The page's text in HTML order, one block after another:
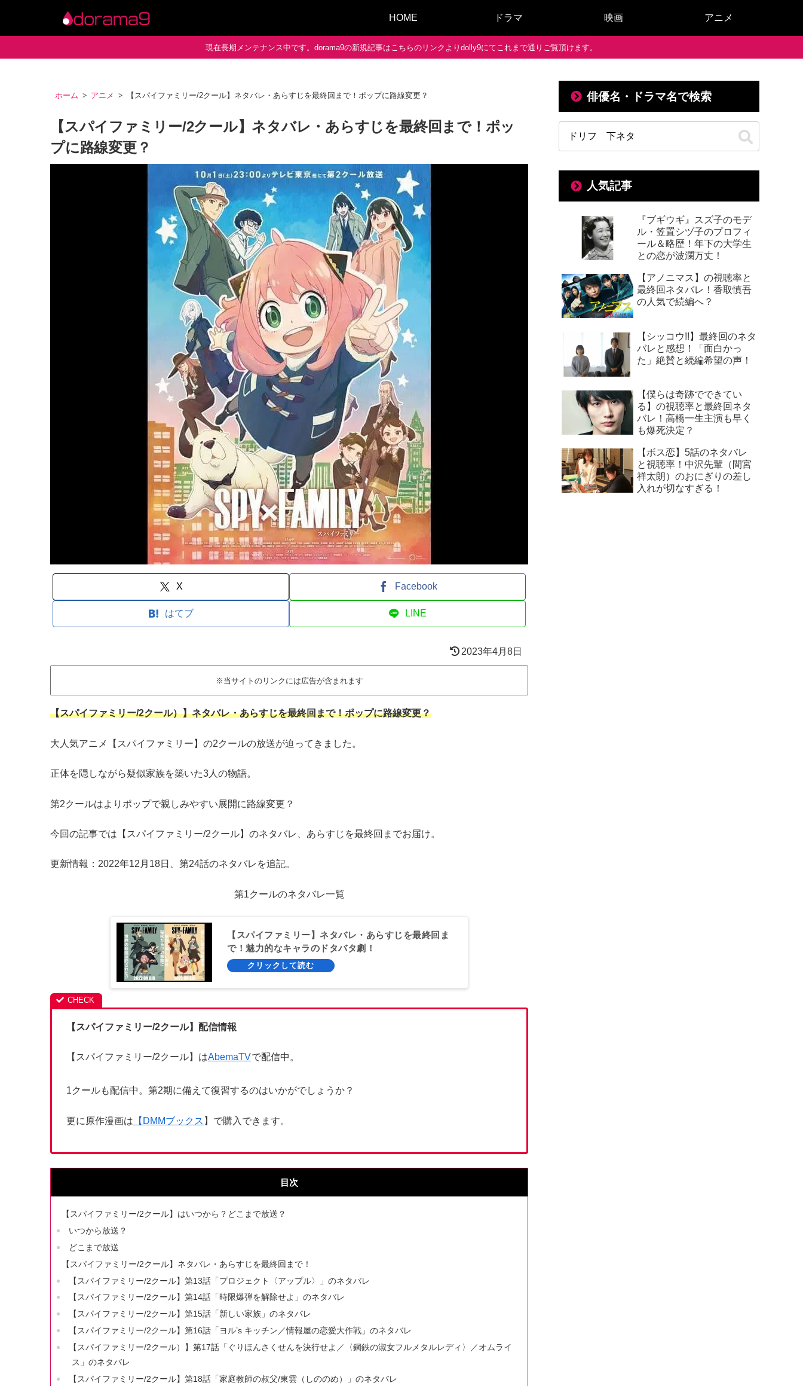
HOME ドラマ 映画 アニメ
現在長期メンテナンス中です。dorama9の新規記事はこちらのリンクよりdolly9にてこれまで通りご覧頂けます。
ホーム アニメ 【スパイファミリー/2クール】ネタバレ・あらすじを最終回まで！ポップに路線変更？
【スパイファミリー/2クール】ネタバレ・あらすじを最終回まで！ポッ
プに路線変更？
X Facebook
はてブ LINE
2023年4月8日
※当サイトのリンクには広告が含まれます
【スパイファミリー/2クール）】ネタバレ・あらすじを最終回まで！ポップに路線変更？
大人気アニメ【スパイファミリー】の2クールの放送が迫ってきました。
正体を隠しながら疑似家族を築いた3人の物語。
第2クールはよりポップで親しみやすい展開に路線変更？
今回の記事では【スパイファミリー/2クール】のネタバレ、あらすじを最終回までお届け。
更新情報：2022年12月18日、第24話のネタバレを追記。
第1クールのネタバレ一覧
【スパイファミリー】ネタバレ・あらすじを最終回ま
で！魅力的なキャラのドタバタ劇！
【スパイファミリー/2クール】 配信情報
【スパイファミリー/2クール】はAbemaTVで配信中。
1クールも配信中。第2期に備えて復習するのはいかがでしょうか？
更に原作漫画は 【 DMMブックス 】で購入できます。
目次
【スパイファミリー/2クール】はいつから？どこまで放送？
いつから放送？
どこまで放送
【スパイファミリー/2クール】ネタバレ・あらすじを最終回まで！
【スパイファミリー/2クール】第13話「プロジェクト〈アップル〉」のネタバレ
【スパイファミリー/2クール】第14話「時限爆弾を解除せよ」のネタバレ
【スパイファミリー/2クール】第15話「新しい家族」のネタバレ
【スパイファミリー/2クール】第16話「ヨル’s キッチン／情報屋の恋愛大作戦」のネタバレ
【スパイファミリー/2クール）】第17話「ぐりほんさくせんを決行せよ／〈鋼鉄の淑女フルメタルレディ〉／オムライ
ス」のネタバレ
【スパイファミリー/2クール】第18話「家庭教師の叔父/東雲（しののめ）」のネタバレ
俳優名・ドラマ名で検索
人気記事
『ブギウギ』スズ子のモデ
ル・笠置シヅ子のプロフィ
ール＆略歴！年下の大学生
との恋が波瀾万丈！
【アノニマス】の視聴率と
最終回ネタバレ！香取慎吾
の人気で続編へ？
【シッコウ!!】最終回のネタ
バレと感想！「面白かっ
た」絶賛と続編希望の声！
【僕らは奇跡でできてい
る】の視聴率と最終回ネタ
バレ！高橋一生主演も早く
も爆死決定？
【ボス恋】5話のネタバレ
と視聴率！中沢先輩（間宮
祥太朗）のおにぎりの差し
入れが切なすぎる！